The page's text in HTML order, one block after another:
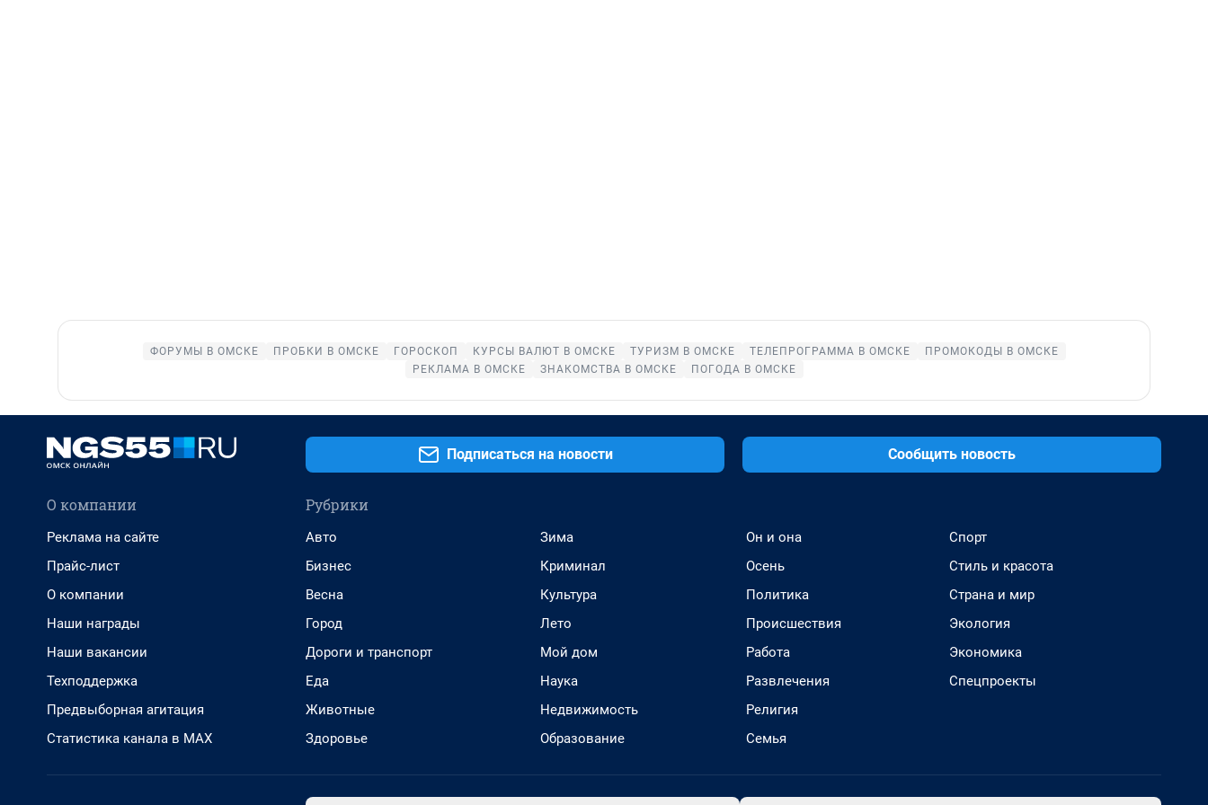
ФОРУМЫ В ОМСКЕ ПРОБКИ В ОМСКЕ ГОРОСКОП КУРСЫ ВАЛЮТ В ОМСКЕ ТУРИЗМ В ОМСКЕ ТЕЛЕПРОГРАММА В ОМСКЕ
ПРОМОКОДЫ В ОМСКЕ
РЕКЛАМА В ОМСКЕ
ЗНАКОМСТВА В ОМСКЕ ПОГОДА В ОМСКЕ
Подписаться на новости Сообщить новость
О компании
Реклама на сайте
Прайс-лист
О компании
Наши награды
Наши вакансии
Техподдержка
Предвыборная агитация
Статистика канала в MAX
Рубрики
Авто
Бизнес
Весна
Город
Дороги и транспорт
Еда
Животные
Здоровье
Зима
Криминал
Культура
Лето
Мой дом
Наука
Недвижимость
Образование
Он и она
Осень
Политика
Происшествия
Работа
Развлечения
Религия
Семья
Спорт
Стиль и красота
Страна и мир
Экология
Экономика
Спецпроекты